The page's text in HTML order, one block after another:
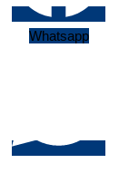
Whatsapp